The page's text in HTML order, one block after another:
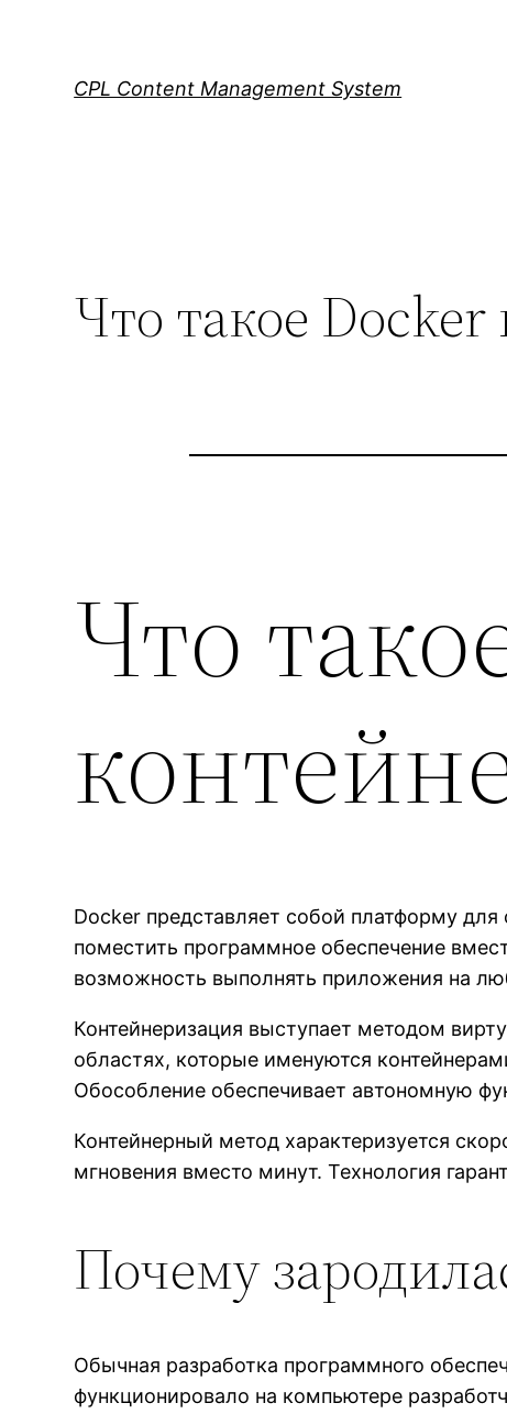
CPL Content Management System
Что такое
Что
Docker представляет собой платформу
поместить программное обеспечение
возможность выполнять приложения на
Контейнеризация выступает методом
областях, которые именуются
Обособление обеспечивает автономную
Контейнерный метод характеризуется
мгновения вместо минут. Технология
Почему
Обычная разработка программного
функционировало на компьютере